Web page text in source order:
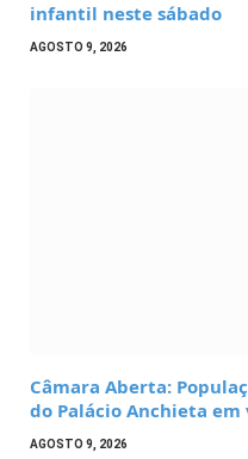
infantil neste sábado
AGOSTO 9, 2026
Câmara Aberta:
do Palácio Anchieta
AGOSTO 9, 2026